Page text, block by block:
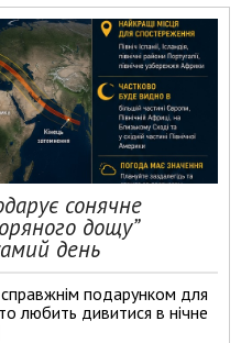
сонячне
дощу”
день
подарунком для
любить дивитися в нічне